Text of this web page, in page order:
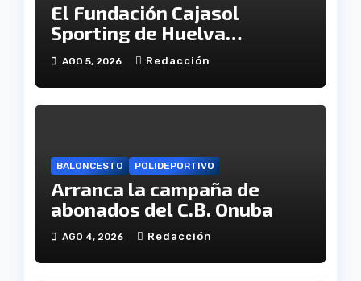
El Fundación Cajasol
Sporting de Huelva
disputará la Copa de
Andalucía en el Estadio
Antonio Toledo Sánchez
AGO 5, 2026 Redacción
BALONCESTO POLIDEPORTIVO
Arranca la campaña de
abonados del C.B. Onuba
AGO 4, 2026 Redacción